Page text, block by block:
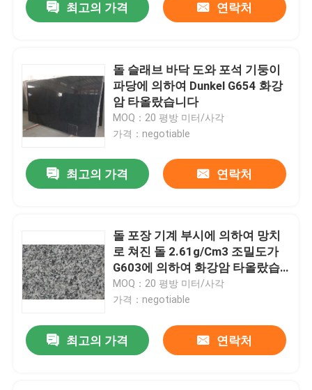
최고의 가격 연락처
돌 슬래브 바닥 도와 포석 기둥이
파당에 의하여 Dunkel G654 화강
암 타올랐습니다
MOQ：20 평방 미터/사각
가격：negotiable
최고의 가격 연락처
돌 포장 기계 부시에 의하여 망치
로 쳐진 돌 2.61g/Cm3 조밀도가
G603에 의하여 화강암 타올랐습
니다
MOQ：20 평방 미터/사각
가격：negotiable
최고의 가격 연락처